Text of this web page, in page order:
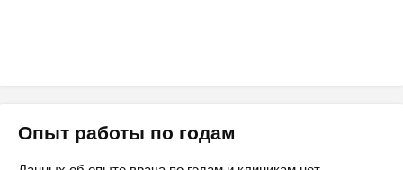
Опыт работы по годам